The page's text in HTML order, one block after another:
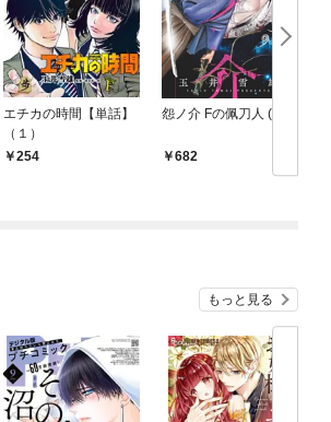
エチカの時間【単話】
（１）
254
怨ノ介 Fの佩刀人 (1)
682
もっと見る